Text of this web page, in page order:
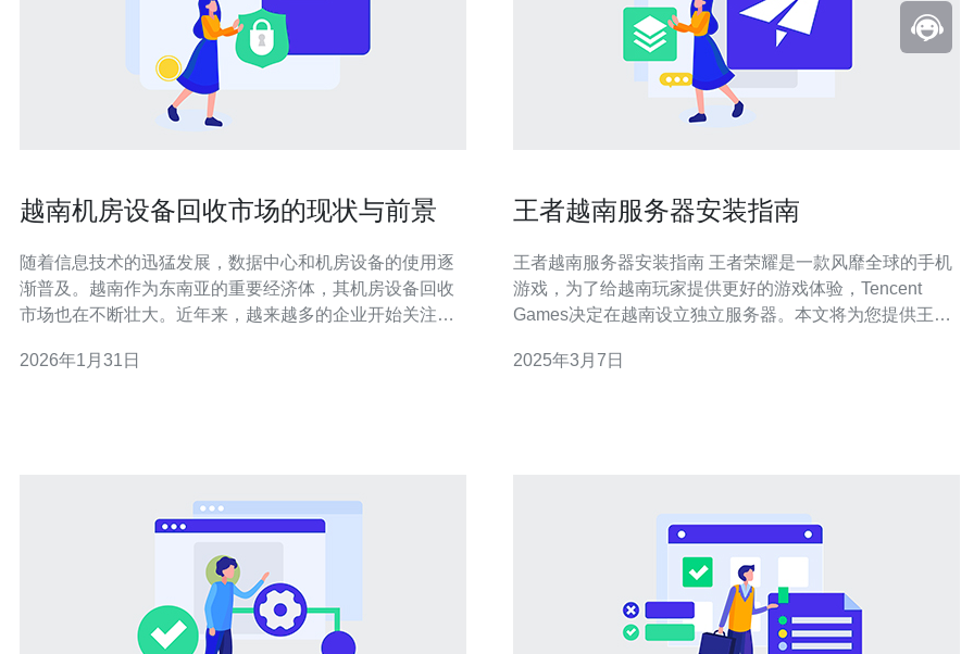
越南机房设备回收市场的现状与前景
随着信息技术的迅猛发展，数据中心和机房设备的使用逐
渐普及。越南作为东南亚的重要经济体，其机房设备回收
市场也在不断壮大。近年来，越来越多的企业开始关注机
的产生，同时也为企业节省了大量的成本。 首先，越南机
2026年1月31日
王者越南服务器安装指南
王者越南服务器安装指南 王者荣耀是一款风靡全球的手机
游戏，为了给越南玩家提供更好的游戏体验，Tencent
Games决定在越南设立独立服务器。本文将为您提供王者
快的游戏乐趣。 在开始安装之前，您需要准备以下工具和
2025年3月7日